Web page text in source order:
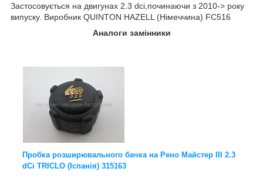
Застосовується на двигунах 2.3 dci,починаючи з 2010-> року
випуску. Виробник QUINTON HAZELL (Німеччина) FC516
Аналоги замінники
Пробка розширювального бачка на Рено Майстер III 2.3
dCi TRICLO (Іспанія) 315163